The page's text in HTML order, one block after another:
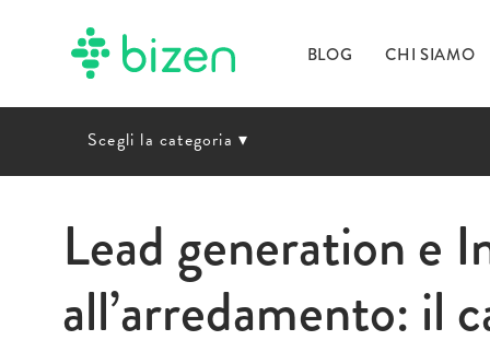
BLOG CHI SIAMO
Scegli la categoria ▾
Lead generation e
all’arredamento: il